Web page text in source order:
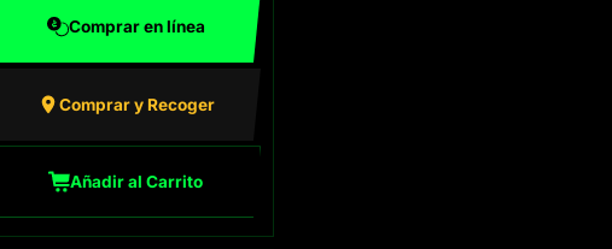
Comprar en línea
Comprar y Recoger
Añadir al Carrito